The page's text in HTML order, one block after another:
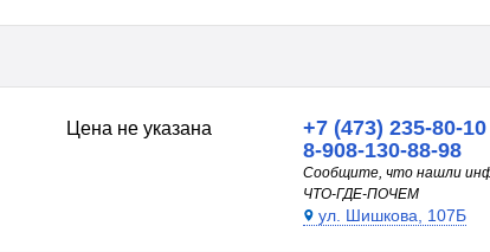
Цена не указана
+7 (473) 235-80-10
8-908-130-88-98
Сообщите, что нашли
ЧТО-ГДЕ-ПОЧЕМ
ул. Шишкова, 107Б